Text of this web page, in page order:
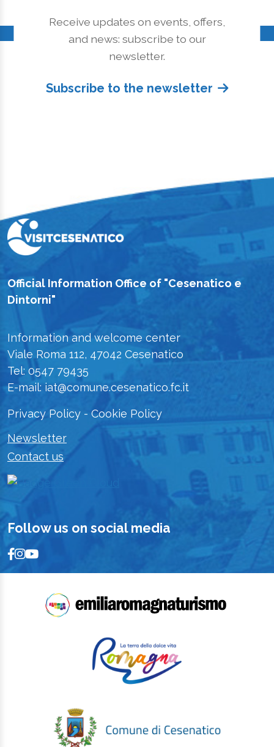
Receive updates on events, offers,
and news: subscribe to our
newsletter.
Subscribe to the newsletter
Official Information Office of "Cesenatico e
Dintorni"
Information and welcome center
Viale Roma 112, 47042 Cesenatico
Tel: 0547 79435
E-mail: iat@comune.cesenatico.fc.it
Privacy Policy - Cookie Policy
Newsletter
Contact us
Follow us on social media